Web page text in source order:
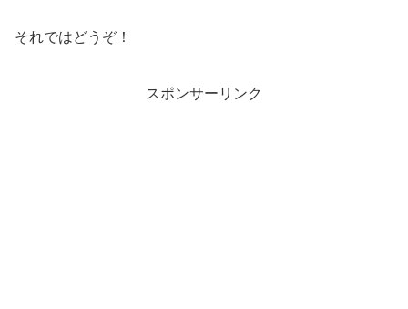
それではどうぞ！
スポンサーリンク